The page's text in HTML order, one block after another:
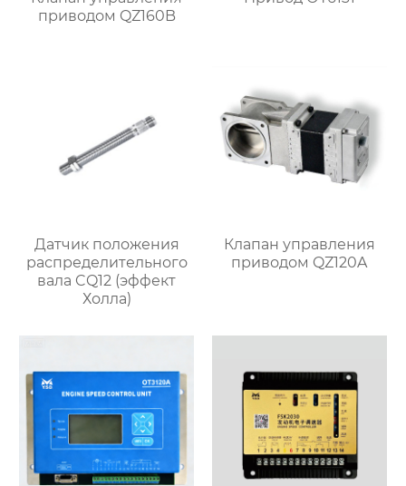
приводом QZ160B
Датчик положения
распределительного
вала CQ12 (эффект
Холла)
Клапан управления
приводом QZ120A